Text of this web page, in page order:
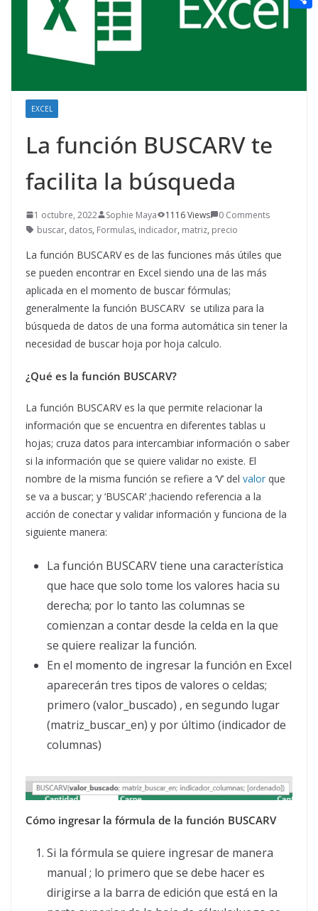
EXCEL
La función BUSCARV te
facilita la búsqueda
1 octubre, 2022 Sophie Maya 1116 Views
0 Comments
buscar, datos, Formulas, indicador, matriz, precio
La función BUSCARV es de las funciones más útiles que
se pueden encontrar en Excel siendo una de las más
aplicada en el momento de buscar fórmulas;
generalmente la función BUSCARV se utiliza para la
búsqueda de datos de una forma automática sin tener la
necesidad de buscar hoja por hoja calculo.
¿Qué es la función BUSCARV?
La función BUSCARV es la que permite relacionar la
información que se encuentra en diferentes tablas u
hojas; cruza datos para intercambiar información o saber
si la información que se quiere validar no existe. El
nombre de la misma función se refiere a ‘V’ del valor que
se va a buscar; y ‘BUSCAR’ ;haciendo referencia a la
acción de conectar y validar información y funciona de la
siguiente manera:
La función BUSCARV tiene una característica
que hace que solo tome los valores hacia su
derecha; por lo tanto las columnas se
comienzan a contar desde la celda en la que
se quiere realizar la función.
En el momento de ingresar la función en Excel
aparecerán tres tipos de valores o celdas;
primero (valor_buscado) , en segundo lugar
(matriz_buscar_en) y por último (indicador de
columnas)
Cómo ingresar la fórmula de la función BUSCARV
Si la fórmula se quiere ingresar de manera
manual ; lo primero que se debe hacer es
dirigirse a la barra de edición que está en la
n
s
a
p